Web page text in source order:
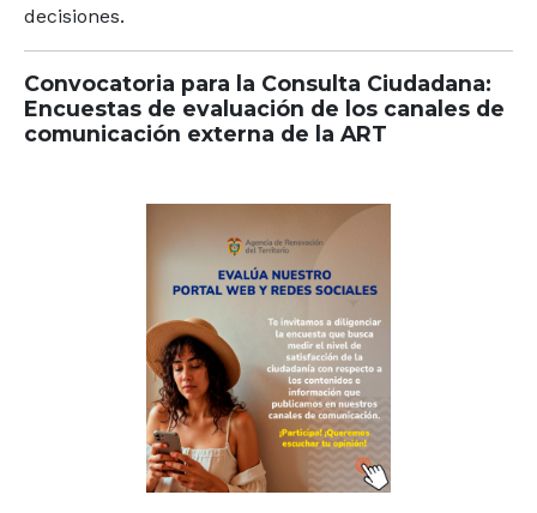
decisiones.
Convocatoria para la Consulta Ciudadana:
Encuestas de evaluación de los canales de
comunicación externa de la ART